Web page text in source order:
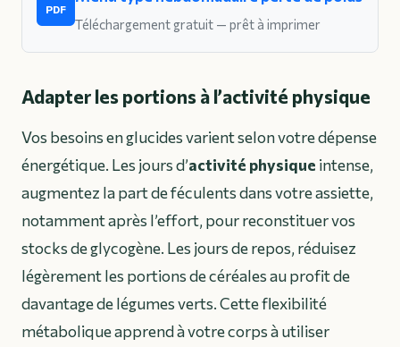
PDF
Téléchargement gratuit — prêt à imprimer
Adapter les portions à l’activité physique
Vos besoins en glucides varient selon votre dépense
énergétique. Les jours d’activité physique intense,
augmentez la part de féculents dans votre assiette,
notamment après l’effort, pour reconstituer vos
stocks de glycogène. Les jours de repos, réduisez
légèrement les portions de céréales au profit de
davantage de légumes verts. Cette flexibilité
métabolique apprend à votre corps à utiliser